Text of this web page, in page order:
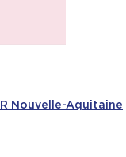
Nouvelle-Aquitaine